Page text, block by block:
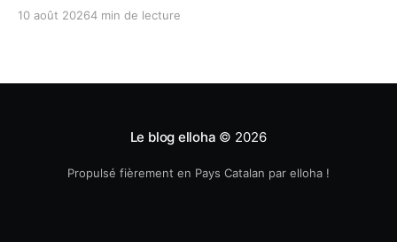
10 août 20264 min de lecture
Le blog elloha © 2026
Propulsé fièrement en Pays Catalan par elloha !